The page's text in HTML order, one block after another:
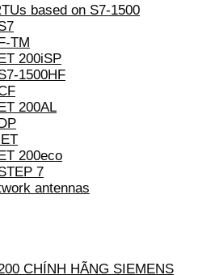
based on S7-1500
TM
200iSP
1500HF
200AL
200eco
7
antennas
CHÍNH HÃNG SIEMENS